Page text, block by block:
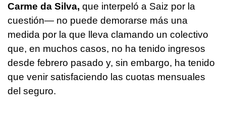
Carme da Silva, que interpeló a Saiz por la
cuestión— no puede demorarse más una
medida por la que lleva clamando un colectivo
que, en muchos casos, no ha tenido ingresos
desde febrero pasado y, sin embargo, ha tenido
que venir satisfaciendo las cuotas mensuales
del seguro.